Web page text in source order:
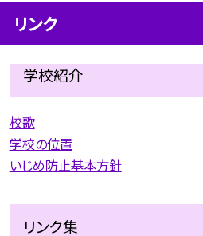
リンク
学校紹介
校歌
学校の位置
いじめ防止基本方針
リンク集